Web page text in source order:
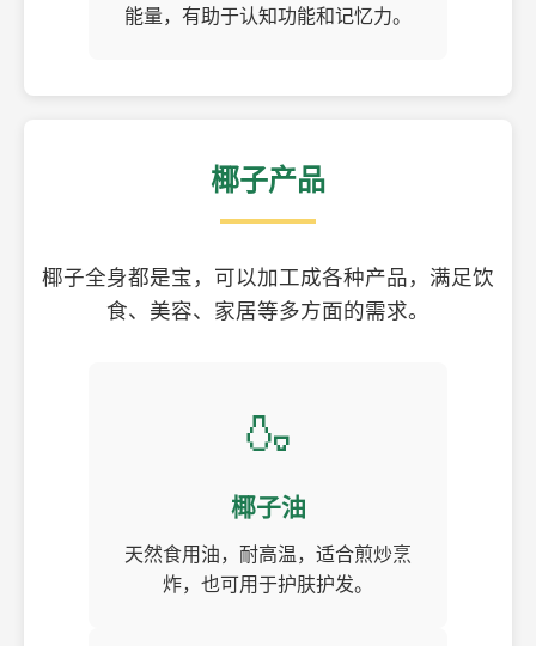
能量，有助于认知功能和记忆力。
椰子产品
椰子全身都是宝，可以加工成各种产品，满足饮
食、美容、家居等多方面的需求。
🍶
椰子油
天然食用油，耐高温，适合煎炒烹
炸，也可用于护肤护发。